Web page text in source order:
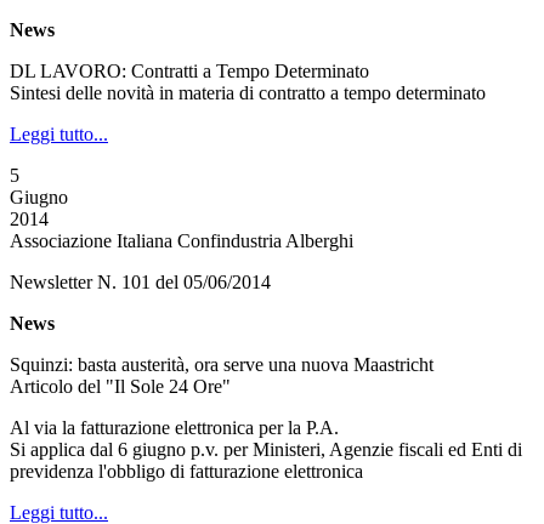
News
DL LAVORO: Contratti a Tempo Determinato
Sintesi delle novità in materia di contratto a tempo determinato
Leggi tutto...
5
Giugno
2014
Associazione Italiana Confindustria Alberghi
Newsletter N. 101 del 05/06/2014
News
Squinzi: basta austerità, ora serve una nuova Maastricht
Articolo del "Il Sole 24 Ore"
Al via la fatturazione elettronica per la P.A.
Si applica dal 6 giugno p.v. per Ministeri, Agenzie fiscali ed Enti di
previdenza l'obbligo di fatturazione elettronica
Leggi tutto...